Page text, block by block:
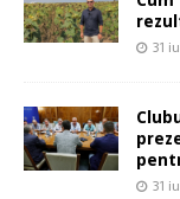
31
31